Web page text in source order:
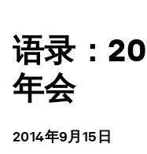
语录：
年会
2014年9月15日